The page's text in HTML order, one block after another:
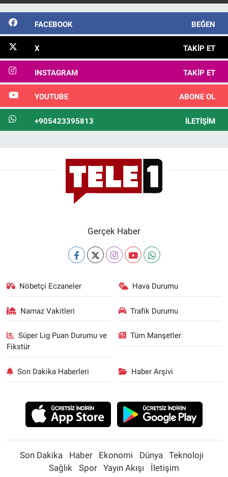
FACEBOOK BEĞEN
X TAKIP ET
INSTAGRAM TAKIP ET
YOUTUBE ABONE OL
+905423395813 İLETIŞIM
Gerçek Haber
Nöbetçi Eczaneler Hava Durumu
Namaz Vakitleri Trafik Durumu
Süper Lig Puan Durumu ve
Fikstür
Tüm Manşetler
Son Dakika Haberleri Haber Arşivi
Son Dakika Haber Ekonomi Dünya
Teknoloji
Sağlık
Spor Yayın Akışı İletişim